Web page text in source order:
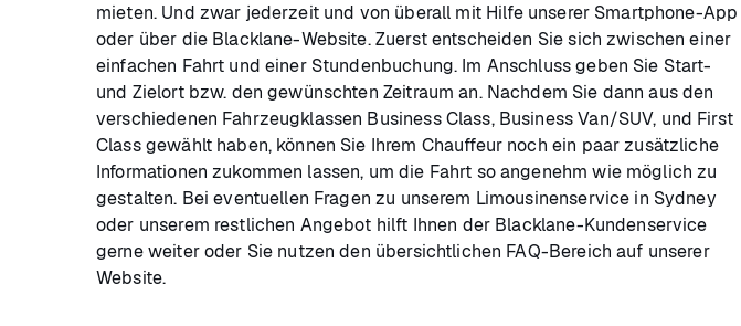
mieten. Und zwar jederzeit und von überall mit Hilfe unserer Smartphone-App
oder über die Blacklane-Website. Zuerst entscheiden Sie sich zwischen einer
einfachen Fahrt und einer Stundenbuchung. Im Anschluss geben Sie Start-
und Zielort bzw. den gewünschten Zeitraum an. Nachdem Sie dann aus den
verschiedenen Fahrzeugklassen Business Class, Business Van/SUV, und First
Class gewählt haben, können Sie Ihrem Chauffeur noch ein paar zusätzliche
Informationen zukommen lassen, um die Fahrt so angenehm wie möglich zu
gestalten. Bei eventuellen Fragen zu unserem Limousinenservice in Sydney
oder unserem restlichen Angebot hilft Ihnen der Blacklane-Kundenservice
gerne weiter oder Sie nutzen den übersichtlichen FAQ-Bereich auf unserer
Website.